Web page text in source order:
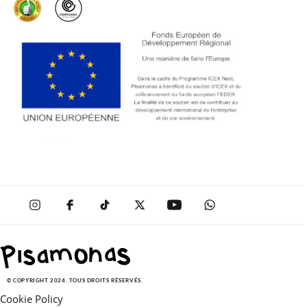
© COPYRIGHT 2024. TOUS DROITS RÉSERVÉS.
Cookie Policy